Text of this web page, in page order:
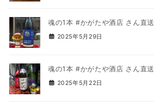
魂の1本 #かがたや酒店 さん直送
2025年5月29日
魂の1本 #かがたや酒店 さん直送
2025年5月22日